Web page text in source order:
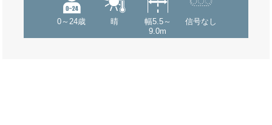
0～24歳 晴
幅5.5～
9.0m
信号なし